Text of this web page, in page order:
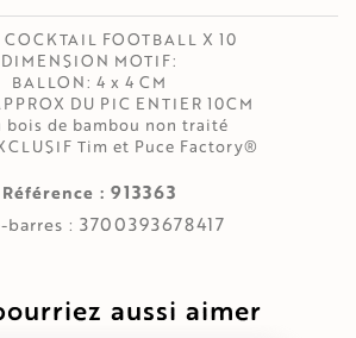
COCKTAIL FOOTBALL X 10
DIMENSION MOTIF:
BALLON: 4 x 4 CM
DU PIC ENTIER 10CM
bois de bambou non traité
Tim et Puce Factory®
Référence : 913363
barres : 3700393678417
aussi aimer